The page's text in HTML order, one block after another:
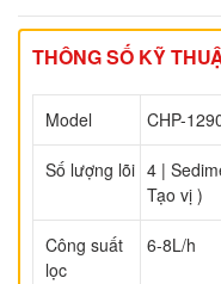
THÔNG SỐ KỸ
Model CHP-
Số lượng lõi 4 |
Tạo vị )
Công suất
lọc
6-8L/h